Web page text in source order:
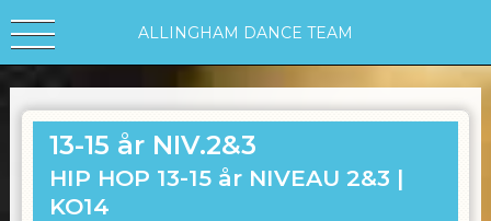
ALLINGHAM DANCE TEAM
13-15 år NIV.2&3
HIP HOP 13-15 år NIVEAU 2&3 |
KO14